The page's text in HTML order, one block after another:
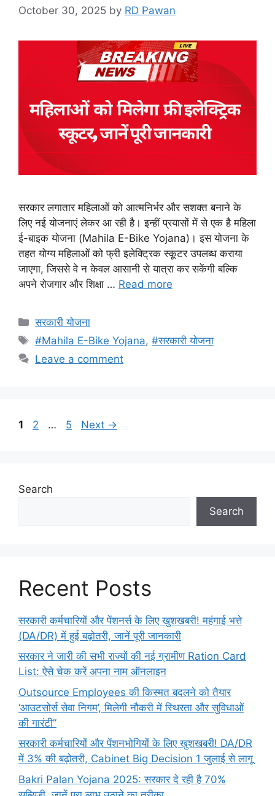
October 30, 2025 by RD Pawan
सरकार लगातार महिलाओं को आत्मनिर्भर और सशक्त बनाने के
लिए नई योजनाएं लेकर आ रही है। इन्हीं प्रयासों में से एक है महिला
ई-बाइक योजना (Mahila E-Bike Yojana)। इस योजना के
तहत योग्य महिलाओं को फ्री इलेक्ट्रिक स्कूटर उपलब्ध कराया
जाएगा, जिससे वे न केवल आसानी से यात्रा कर सकेंगी बल्कि
अपने रोजगार और शिक्षा … Read more
Categories
सरकारी योजना
Tags
#Mahila E-Bike Yojana,#सरकारी योजना
Leave a comment
Page
1 Page
2 … Page
5 Next →
Search
Search
Recent Posts
सरकारी कर्मचारियों और पेंशनर्स के लिए खुशखबरी! महंगाई भत्ते
(DA/DR) में हुई बढ़ोतरी, जानें पूरी जानकारी
सरकार ने जारी की सभी राज्यों की नई ग्रामीण Ration Card
List: ऐसे चेक करें अपना नाम ऑनलाइन
Outsource Employees की किस्मत बदलने को तैयार
‘आउटसोर्स सेवा निगम’, मिलेगी नौकरी में स्थिरता और सुविधाओं
की गारंटी”
सरकारी कर्मचारियों और पेंशनभोगियों के लिए खुशखबरी! DA/DR
में 3% की बढ़ोतरी, Cabinet Big Decision 1 जुलाई से लागू
Bakri Palan Yojana 2025: सरकार दे रही है 70%